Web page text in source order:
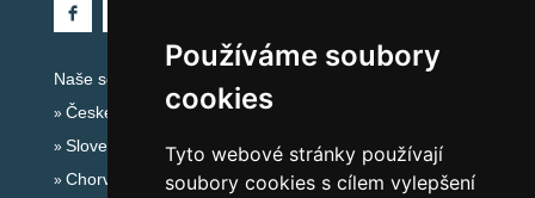
Používáme soubory
cookies
Tyto webové stránky používají
soubory cookies s cílem vylepšení
Naše servery:
České hory
Slovenské hory
Chorvatsko